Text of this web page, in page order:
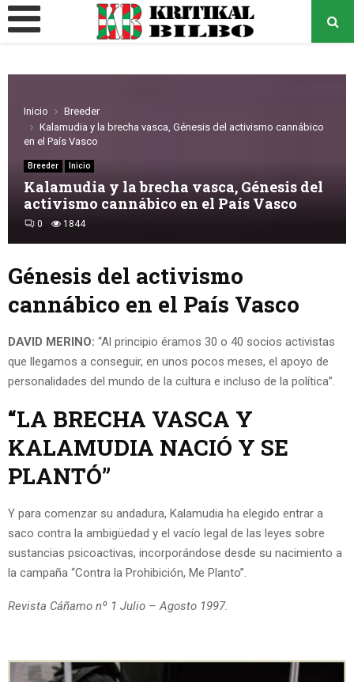
MENÚ
Inicio
Breeder
Kalamudia y la brecha vasca, Génesis del activismo cannábico
en el País Vasco
Breeder Inicio
Kalamudia y la brecha vasca, Génesis del
activismo cannábico en el País Vasco
0 1844
Génesis del activismo
cannábico en el País Vasco
DAVID MERINO: “Al principio éramos 30 o 40 socios activistas
que llegamos a conseguir, en unos pocos meses, el apoyo de
personalidades del mundo de la cultura e incluso de la política”.
“LA BRECHA VASCA Y
KALAMUDIA NACIÓ Y SE
PLANTÓ”
Y para comenzar su andadura, Kalamudia ha elegido entrar a
saco contra la ambigüedad y el vacío legal de las leyes sobre
sustancias psicoactivas, incorporándose desde su nacimiento a
la campaña “Contra la Prohibición, Me Planto”.
Revista Cáñamo nº 1 Julio – Agosto 1997.